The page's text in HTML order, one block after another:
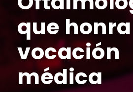
que
vocación
médica